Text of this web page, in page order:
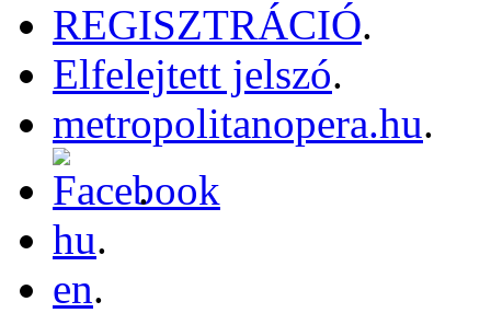
REGISZTRÁCIÓ.
Elfelejtett jelszó.
metropolitanopera.hu.
.
hu.
en.